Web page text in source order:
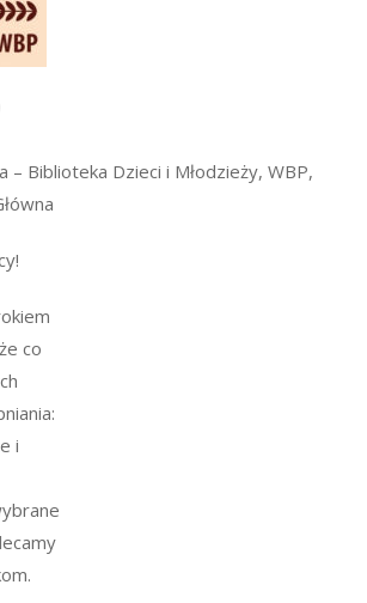
co
i
– Biblioteka Dzieci i Młodzieży, WBP,